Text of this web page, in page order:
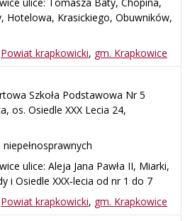
Hotelowa, Krasickiego, Obuwników,
Powiat krapkowicki, gm. Krapkowice
Szkoła Podstawowa Nr 5
os. Osiedle XXX Lecia 24,
ulice: Aleja Jana Pawła II, Miarki,
i Osiedle XXX‑lecia od nr 1 do 7
Powiat krapkowicki, gm. Krapkowice